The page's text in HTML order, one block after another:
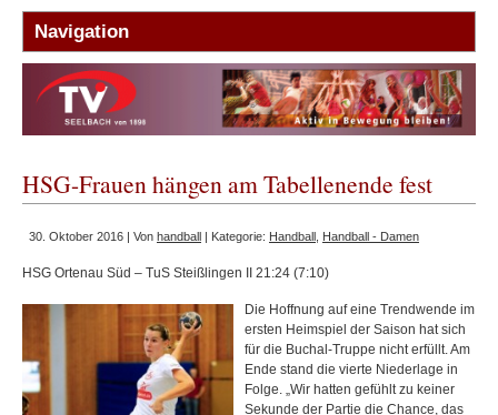
HSG-Frauen hängen am Tabellenende fest
30. Oktober 2016 | Von handball | Kategorie: Handball Handball - Damen
HSG Ortenau Süd – TuS Steißlingen II 21:24 (7:10)
Die Hoffnung auf eine Trendwende im
ersten Heimspiel der Saison hat sich
für die Buchal-Truppe nicht erfüllt. Am
Ende stand die vierte Niederlage in
Folge. „Wir hatten gefühlt zu keiner
Sekunde der Partie die Chance, das